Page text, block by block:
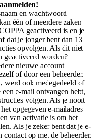
en wachtwoord
één of meerdere zaken
geactiveerd is en je
dat je jonger bent dan 13
opvolgen. Als dit niet
geactiveerd worden?
nieuwe account
of door een beheerder.
werd ook medegedeeld of
e-mail ontvangen hebt,
volgen. Als je nooit
opgegeven e-mailadres
van activatie is om het
Als je zeker bent dat je e-
contact op met de beheerder.